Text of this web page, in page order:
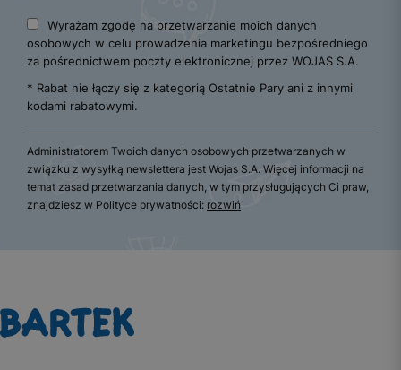
Wyrażam zgodę na przetwarzanie moich danych
osobowych w celu prowadzenia marketingu bezpośredniego
za pośrednictwem poczty elektronicznej przez WOJAS S.A.
* Rabat nie łączy się z kategorią Ostatnie Pary ani z innymi
kodami rabatowymi.
Administratorem Twoich danych osobowych przetwarzanych w
związku z wysyłką newslettera jest Wojas S.A. Więcej informacji na
temat zasad przetwarzania danych, w tym przysługujących Ci praw,
znajdziesz w Polityce prywatności: rozwiń